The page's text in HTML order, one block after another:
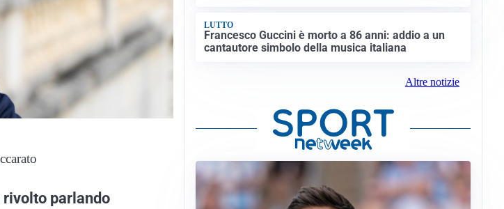
rivolto parlando
LUTTO
Francesco Guccini è morto a 86 anni: addio a un
cantautore simbolo della musica italiana
Altre notizie